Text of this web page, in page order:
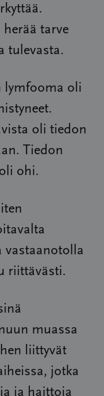
herää tarve
tulevasta.
lymfooma oli
oli tiedon
Tiedon
ohi.
vastaanotolla
riittävästi.
muassa
liittyvät
jotka
ja haittoja